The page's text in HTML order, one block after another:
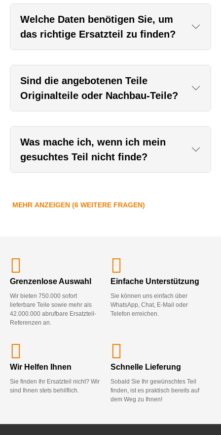
Welche Daten benötigen Sie, um
das richtige Ersatzteil zu finden?
Sind die angebotenen Teile
Originalteile oder Nachbau-Teile?
Was mache ich, wenn ich mein
gesuchtes Teil nicht finde?
MEHR ANZEIGEN (6 WEITERE FRAGEN)
Grenzenlose Auswahl
Wir bieten 750.000 sofort
lieferbare Teile sowie mehr als
42.000.000 abrufbare Ersatzteil-
Referenzen an.
Einfache Unterstützung
Sie können uns einfach über
WhatsApp, Chat, E-Mail oder
Telefon erreichen.
Wir Helfen Ihnen
Sie finden Ihr Ersatzteil nicht? Wir
sind Ihnen stets behilflich.
Schnelle Lieferung
Sobald Sie Ihr gewünschtes Teil
finden, ist es praktisch bereits auf
dem Weg zu Ihnen!